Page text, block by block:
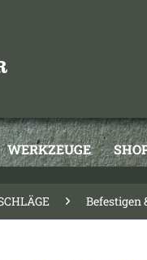
WERKZEUGE
Befestigen